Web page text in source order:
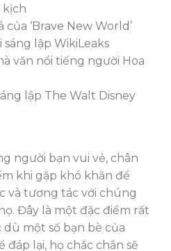
kịch
‘Brave New World’
sáng lập WikiLeaks
văn nổi tiếng người Hoa
lập The Walt Disney
người bạn vui vẻ, chân
khi gặp khó khăn để
và tương tác với chúng
Đây là một đặc điểm rất
dù một số bạn bè của
đáp lại, họ chắc chắn sẽ